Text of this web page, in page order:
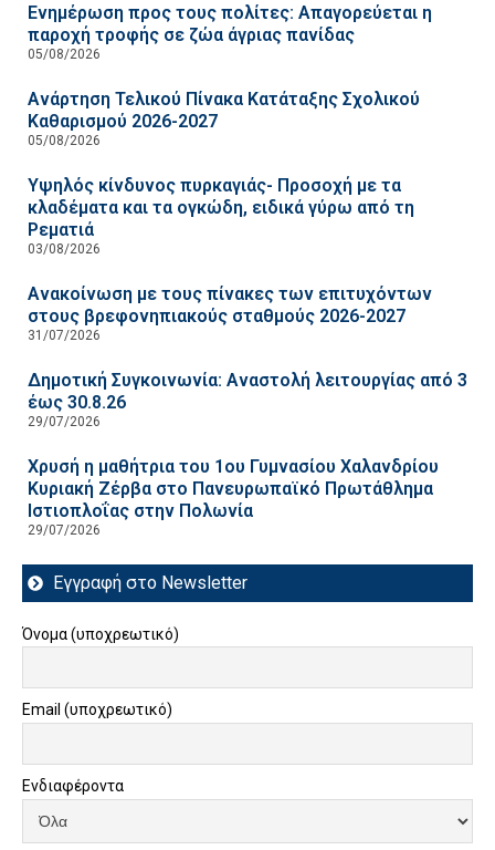
Ενημέρωση προς τους πολίτες: Απαγορεύεται η
παροχή τροφής σε ζώα άγριας πανίδας
05/08/2026
Ανάρτηση Τελικού Πίνακα Κατάταξης Σχολικού
Καθαρισμού 2026-2027
05/08/2026
Υψηλός κίνδυνος πυρκαγιάς- Προσοχή με τα
κλαδέματα και τα ογκώδη, ειδικά γύρω από τη
Ρεματιά
03/08/2026
Ανακοίνωση με τους πίνακες των επιτυχόντων
στους βρεφονηπιακούς σταθμούς 2026-2027
31/07/2026
Δημοτική Συγκοινωνία: Αναστολή λειτουργίας από 3
έως 30.8.26
29/07/2026
Χρυσή η μαθήτρια του 1ου Γυμνασίου Χαλανδρίου
Κυριακή Ζέρβα στο Πανευρωπαϊκό Πρωτάθλημα
Ιστιοπλοΐας στην Πολωνία
29/07/2026
Εγγραφή στο Newsletter
Όνομα (υποχρεωτικό)
Email (υποχρεωτικό)
Ενδιαφέροντα